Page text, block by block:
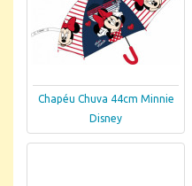
Chapéu Chuva 44cm Minnie
Disney